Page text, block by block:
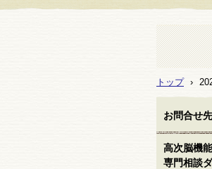
トップ ›
お問合せ先
高次脳機
専門相談